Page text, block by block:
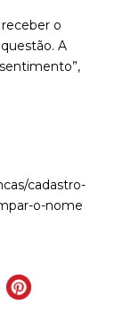
o
A
cadastro-
o-nome